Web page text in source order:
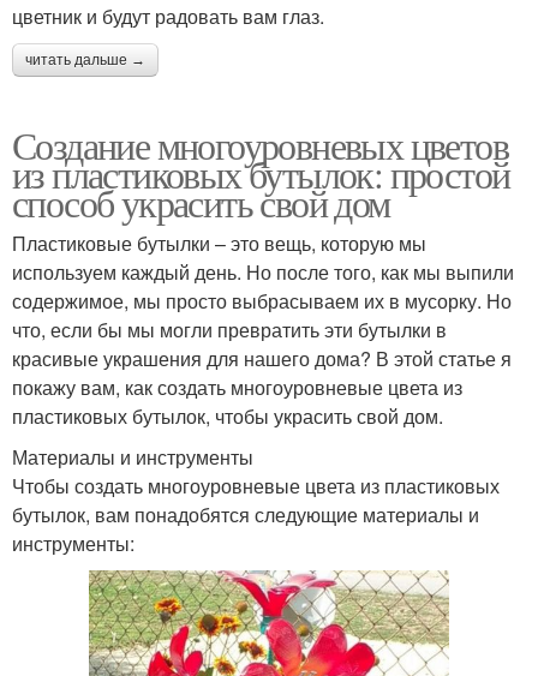
цветник и будут радовать вам глаз.
читать дальше →
Создание многоуровневых цветов
из пластиковых бутылок: простой
способ украсить свой дом
Пластиковые бутылки – это вещь, которую мы
используем каждый день. Но после того, как мы выпили
содержимое, мы просто выбрасываем их в мусорку. Но
что, если бы мы могли превратить эти бутылки в
красивые украшения для нашего дома? В этой статье я
покажу вам, как создать многоуровневые цвета из
пластиковых бутылок, чтобы украсить свой дом.
Материалы и инструменты
Чтобы создать многоуровневые цвета из пластиковых
бутылок, вам понадобятся следующие материалы и
инструменты: